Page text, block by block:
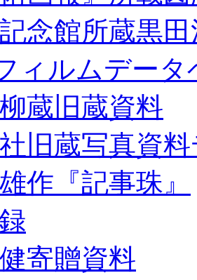
念館所蔵黒
ィルムデータ
蔵旧蔵資料
旧蔵写真資
作『記事珠』
寄贈資料